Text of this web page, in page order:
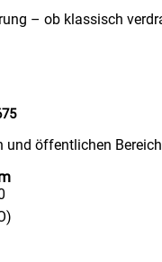
– ob klassisch
öffentlichen